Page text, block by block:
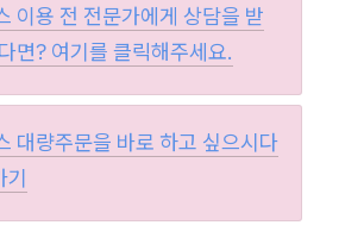
이용 전 전문가에게 상담을 받
면? 여기를 클릭해주세요.
대량주문을 바로 하고 싶으시다
기